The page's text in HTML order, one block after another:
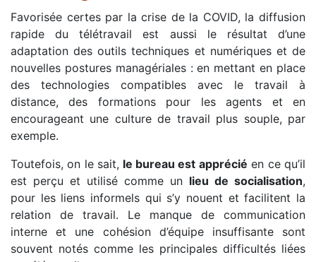
Favorisée certes par la crise de la COVID, la diffusion
rapide du télétravail est aussi le résultat d’une
adaptation des outils techniques et numériques et de
nouvelles postures managériales : en mettant en place
des technologies compatibles avec le travail à
distance, des formations pour les agents et en
encourageant une culture de travail plus souple, par
exemple.
Toutefois, on le sait, le bureau est apprécié en ce qu’il
est perçu et utilisé comme un lieu de socialisation,
pour les liens informels qui s’y nouent et facilitent la
relation de travail. Le manque de communication
interne et une cohésion d’équipe insuffisante sont
souvent notés comme les principales difficultés liées